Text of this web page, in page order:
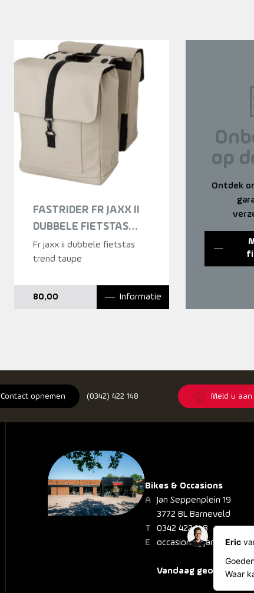
FASTRIDER FR JAXX II
DUBBELE FIETSTAS
TREND TAUPE GRIJS
Fr jaxx ii dubbele fietstas
trend taupe
80,00 Informatie
op
Ontdek
Contact opnemen (0342) 422 148 Meld u
Bikes & Occasions
Jan Seppenplein 19
3772 BL Barneveld
0342 422 148
Vandaag geopend: